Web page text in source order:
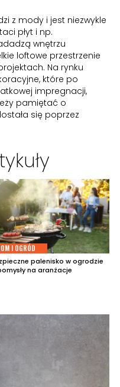
z mody i jest niezwykle
płyt i np.
wnętrzu
loftowe przestrzenie
Na rynku
które po
impregnacji,
pamiętać o
się poprzez
I OGRÓD
palenisko w ogrodzie
na aranżacje